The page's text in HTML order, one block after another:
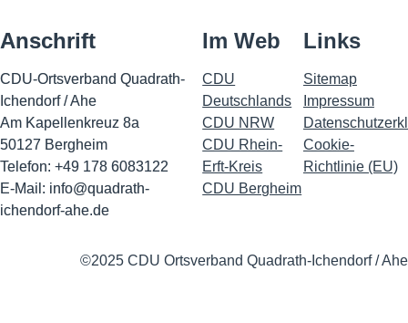
Anschrift
CDU-Ortsverband Quadrath-
Ichendorf / Ahe
Am Kapellenkreuz 8a
50127 Bergheim
Telefon: +49 178 6083122
E-Mail: info@quadrath-
ichendorf-ahe.de
Im Web
CDU
Deutschlands
CDU NRW
CDU Rhein-
Erft-Kreis
CDU Bergheim
Links
Sitemap
Impressum
Cookie-
Richtlinie (EU)
©2025 CDU Ortsverband Quadrath-Ichendorf / Ahe